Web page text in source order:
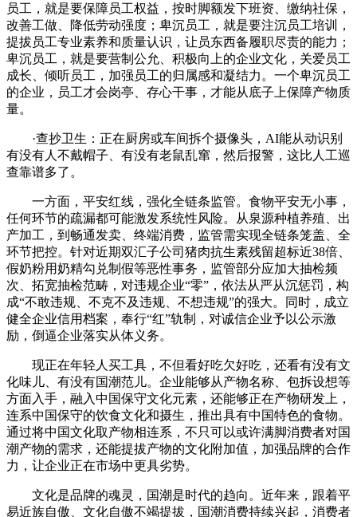
员工，就是要保障员工权益，按时脚额发下班资、缴纳社保，
改善工做、降低劳动强度；卑沉员工，就是要注沉员工培训，
提拔员工专业素养和质量认识，让员东西备履职尽责的能力；
卑沉员工，就是要营制公允、积极向上的企业文化，关爱员工
成长、倾听员工，加强员工的归属感和凝结力。一个卑沉员工
的企业，员工才会岗亭、存心干事，才能从底子上保障产物质
量。
·查抄卫生：正在厨房或车间拆个摄像头，AI能从动识别
有没有人不戴帽子、有没有老鼠乱窜，然后报警，这比人工巡
查靠谱多了。
一方面，平安红线，强化全链条监管。食物平安无小事，
任何环节的疏漏都可能激发系统性风险。从泉源种植养殖、出
产加工，到畅通发卖、终端消费，监管需实现全链条笼盖、全
环节把控。针对近期双汇子公司猪肉抗生素残留超标近38倍、
假奶粉用奶精勾兑制假等恶性事务，监管部分应加大抽检频
次、拓宽抽检范畴，对违规企业“零”，依法从严从沉惩罚，构
成“不敢违规、不克不及违规、不想违规”的强大。同时，成立
健全企业信用档案，奉行“红”轨制，对诚信企业予以公示激
励，倒逼企业落实从体义务。
现正在年轻人买工具，不但看好吃欠好吃，还看有没有文
化味儿、有没有国潮范儿。企业能够从产物名称、包拆设想等
方面入手，融入中国保守文化元素，还能够正在产物研发上，
连系中国保守的饮食文化和摄生，推出具有中国特色的食物。
通过将中国文化取产物相连系，不只可以或许满脚消费者对国
潮产物的需求，还能提拔产物的文化附加值，加强品牌的合作
力，让企业正在市场中更具劣势。
文化是品牌的魂灵，国潮是时代的趋向。近年来，跟着平
易近族自傲、文化自傲不竭提拔，国潮消费持续兴起，消费者